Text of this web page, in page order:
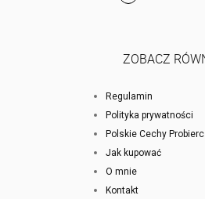
ZOBACZ
Regulamin
Polityka prywatności
Polskie Cechy
Jak kupować
O mnie
Kontakt